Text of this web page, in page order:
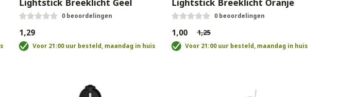
Lightstick Breeklicht Geel
0 beoordelingen
€1,29
Voor 21:00 uur besteld, maandag in huis
Lightstick Breeklicht Oranje
0 beoordelingen
€1,00 €1,25
Voor 21:00 uur besteld, maandag in huis